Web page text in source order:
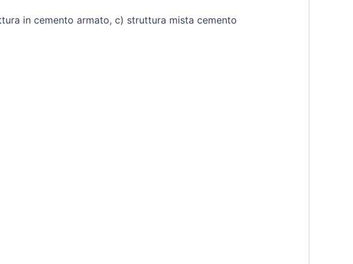
in cemento armato, c) struttura mista cemento